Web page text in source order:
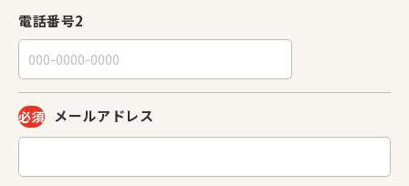
電話番号2
必須 メールアドレス